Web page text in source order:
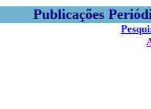
Publicações